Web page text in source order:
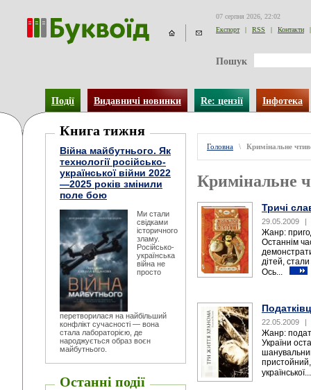
07 серпня 2026, 22:02
Експорт
| RSS | Контакти |
Пошук
Події Видавничі новинки Re: цензії Інфотека
Книга тижня
Війна майбутнього. Як
технології російсько-
української війни 2022
—2025 років змінили
поле бою
Ми стали
свідками
історичного
зламу.
Російсько-
українська
війна не
просто
перетворилася на найбільший
конфлікт сучасності — вона
стала лабораторією, де
народжується образ воєн
майбутнього.
Останні події
Головна \ Кримінальне
Кримінальне
Тричі
29.05.2009 |
Жанр:
Останнім
дітей,
Ось...
22.05.2009 |
Жанр:
України